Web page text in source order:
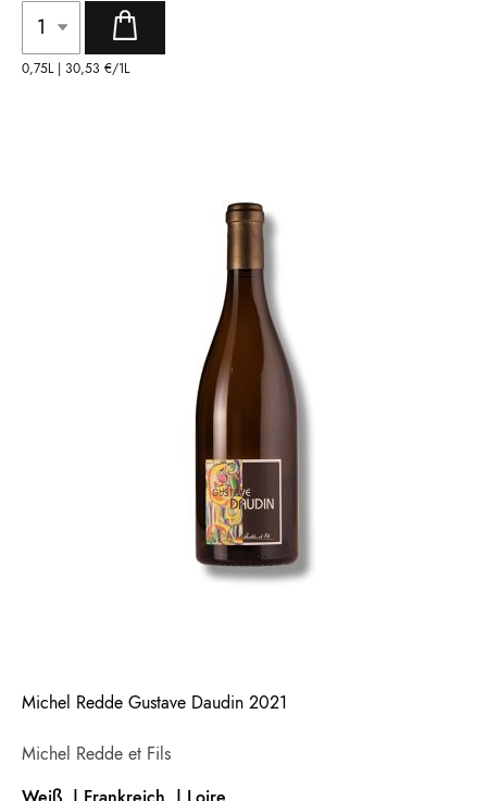
0,75L | 30,53 €/1L
Michel Redde Gustave Daudin 2021
Michel Redde et Fils